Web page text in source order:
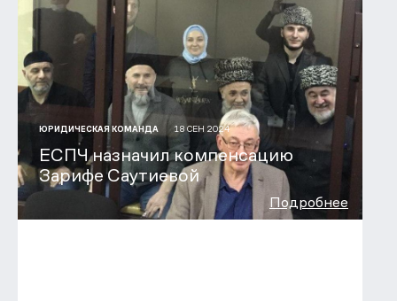
ЮРИДИЧЕСКАЯ КОМАНДА 18 СЕН 2024
ЕСПЧ назначил компенсацию
Зарифе Саутиевой
Подробнее